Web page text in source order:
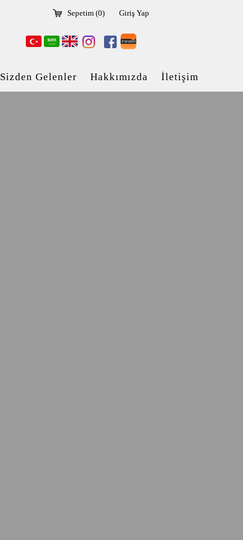
Sepetim (0) Giriş Yap
Sizden Gelenler Hakkımızda İletişim